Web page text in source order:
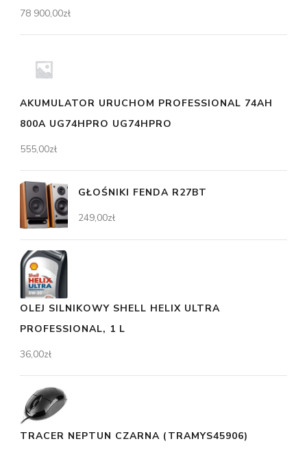
78 900,00zł
AKUMULATOR URUCHOM PROFESSIONAL 74AH
800A UG74HPRO UG74HPRO
555,00zł
GŁOŚNIKI FENDA R27BT
249,00zł
OLEJ SILNIKOWY SHELL HELIX ULTRA
PROFESSIONAL, 1 L
36,00zł
TRACER NEPTUN CZARNA (TRAMYS45906)